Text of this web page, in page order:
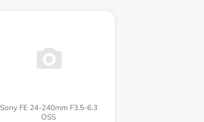
Sony FE 24-240mm F3.5-6.3
OSS